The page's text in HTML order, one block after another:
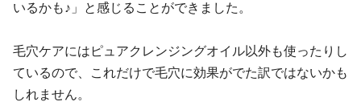
いるかも♪」と感じることができました。
毛穴ケアにはピュアクレンジングオイル以外も使ったりし
ているので、これだけで毛穴に効果がでた訳ではないかも
しれません。